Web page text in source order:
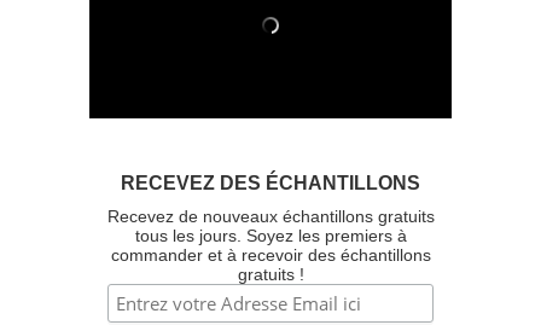
RECEVEZ DES ÉCHANTILLONS
Recevez de nouveaux échantillons gratuits
tous les jours. Soyez les premiers à
commander et à recevoir des échantillons
gratuits !